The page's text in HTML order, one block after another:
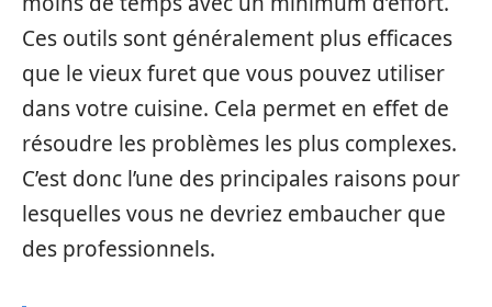
Ces outils sont généralement plus efficaces
que le vieux furet que vous pouvez utiliser
dans votre cuisine. Cela permet en effet de
résoudre les problèmes les plus complexes.
C’est donc l’une des principales raisons pour
lesquelles vous ne devriez embaucher que
des professionnels.